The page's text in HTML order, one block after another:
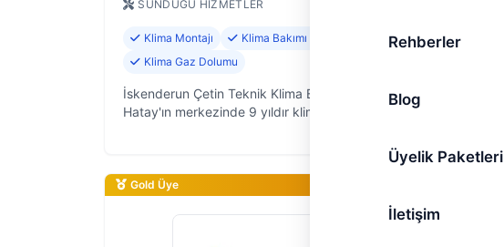
Rehberler
Blog
Üyelik Paketleri
İletişim
SUNDUĞU HIZMETLER
Klima Montajı
Klima Bakımı ve Temizliği
Klima Gaz Dolumu
İskenderun Çetin Teknik Klima Bakım/Servis olarak,
Hatay'ın merkezinde 9 yıldır klima sistemlerinizin tüm
Gold Üye